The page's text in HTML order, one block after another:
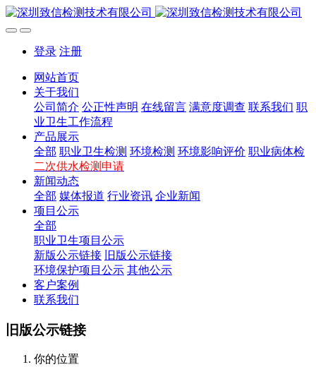
登录 注册
网站首页
关于我们
公司简介 公正性声明 在线留言 满意度调查 联系我们 职
业卫生工作流程
产品展示
全部 职业卫生检测 环境检测 环境影响评价 职业病体检
二次供水检测申请
新闻动态
全部 媒体报道 行业资讯 企业新闻
项目公示
全部
职业卫生项目公示
新版公示链接
旧版公示链接
环境保护项目公示 其他公示
客户案例
联系我们
旧版公示链接
你的位置